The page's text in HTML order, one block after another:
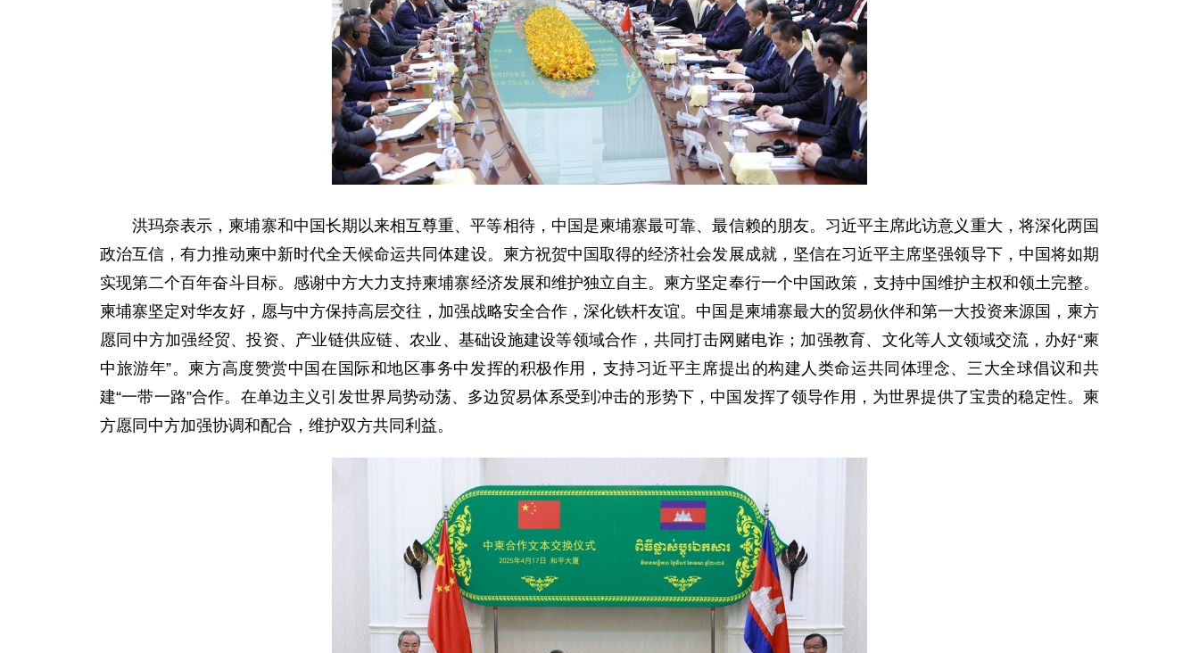
洪玛奈表示，柬埔寨和中国长期以来相互尊重、平等相待，中国是柬埔寨最可靠、最信赖的朋友。习近平主席此访意义重大，将深化两国
政治互信，有力推动柬中新时代全天候命运共同体建设。柬方祝贺中国取得的经济社会发展成就，坚信在习近平主席坚强领导下，中国将如期
实现第二个百年奋斗目标。感谢中方大力支持柬埔寨经济发展和维护独立自主。柬方坚定奉行一个中国政策，支持中国维护主权和领土完整。
柬埔寨坚定对华友好，愿与中方保持高层交往，加强战略安全合作，深化铁杆友谊。中国是柬埔寨最大的贸易伙伴和第一大投资来源国，柬方
愿同中方加强经贸、投资、产业链供应链、农业、基础设施建设等领域合作，共同打击网赌电诈；加强教育、文化等人文领域交流，办好“柬
中旅游年”。柬方高度赞赏中国在国际和地区事务中发挥的积极作用，支持习近平主席提出的构建人类命运共同体理念、三大全球倡议和共
建“一带一路”合作。在单边主义引发世界局势动荡、多边贸易体系受到冲击的形势下，中国发挥了领导作用，为世界提供了宝贵的稳定性。柬
方愿同中方加强协调和配合，维护双方共同利益。